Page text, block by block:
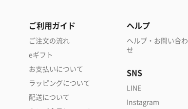
ご利用ガイド
ご注文の流れ
eギフト
お支払いについて
ラッピングについて
配送について
ヘルプ
ヘルプ・お問い合わ
せ
SNS
LINE
Instagram